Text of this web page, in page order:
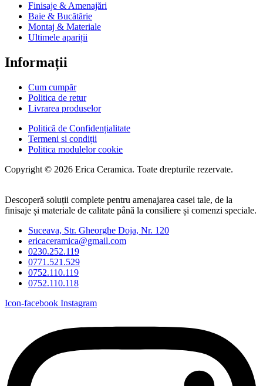
Finisaje & Amenajări
Baie & Bucătărie
Montaj & Materiale
Ultimele apariții
Informații
Cum cumpăr
Politica de retur
Livrarea produselor
Politică de Confidențialitate
Termeni si condiții
Politica modulelor cookie
Copyright © 2026 Erica Ceramica. Toate drepturile rezervate.
Descoperă soluții complete pentru amenajarea casei tale, de la
finisaje și materiale de calitate până la consiliere și comenzi speciale.
Suceava, Str. Gheorghe Doja, Nr. 120
ericaceramica@gmail.com
0230.252.119
0771.521.529
0752.110.119
0752.110.118
Icon-facebook Instagram